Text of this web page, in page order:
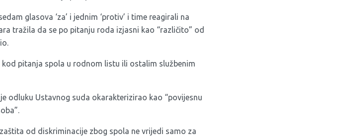
glasova ‘za’ i jednim ‘protiv’ i time reagirali na
tražila da se po pitanju roda izjasni kao “različito” od
pitanja spola u rodnom listu ili ostalim službenim
odluku Ustavnog suda okarakterizirao kao “povijesnu
od diskriminacije zbog spola ne vrijedi samo za